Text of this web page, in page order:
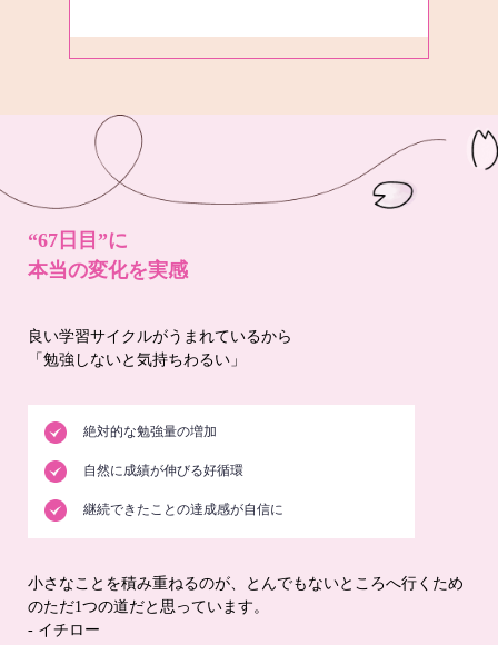
“67日目”に
本当の変化を実感
良い学習サイクルがうまれているから
「勉強しないと気持ちわるい」
絶対的な勉強量の増加
自然に成績が伸びる好循環
継続できたことの達成感が自信に
小さなことを積み重ねるのが、とんでもないところへ行くため
のただ1つの道だと思っています。
- イチロー